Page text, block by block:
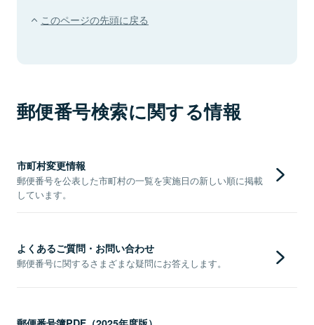
このページの先頭に戻る
郵便番号検索に関する情報
市町村変更情報
郵便番号を公表した市町村の一覧を実施日の新しい順に掲載
しています。
よくあるご質問・お問い合わせ
郵便番号に関するさまざまな疑問にお答えします。